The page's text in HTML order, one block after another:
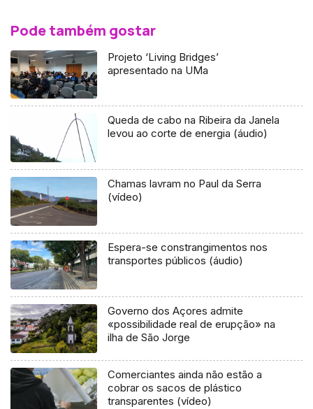
Pode também gostar
Projeto ‘Living Bridges’
apresentado na UMa
Queda de cabo na Ribeira da Janela
levou ao corte de energia (áudio)
Chamas lavram no Paul da Serra
(vídeo)
Espera-se constrangimentos nos
transportes públicos (áudio)
Governo dos Açores admite
«possibilidade real de erupção» na
ilha de São Jorge
Comerciantes ainda não estão a
cobrar os sacos de plástico
transparentes (vídeo)